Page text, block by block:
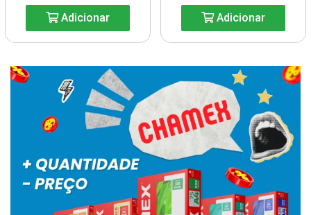
Adicionar Adicionar